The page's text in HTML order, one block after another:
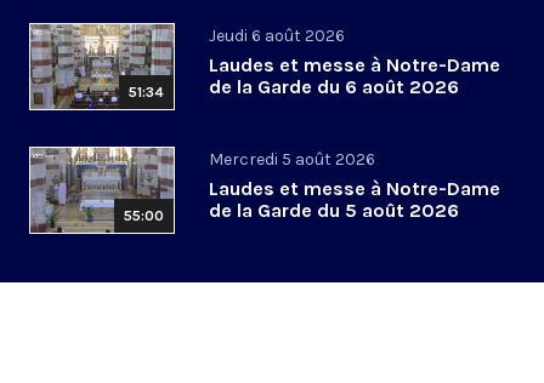
51:34
Jeudi 6 août 2026
Laudes et messe à Notre-Dame
de la Garde du 6 août 2026
55:00
Mercredi 5 août 2026
Laudes et messe à Notre-Dame
de la Garde du 5 août 2026